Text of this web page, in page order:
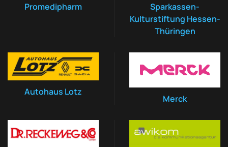
Promedipharm
Sparkassen-
Kulturstiftung Hessen-
Thüringen
Autohaus Lotz
Merck